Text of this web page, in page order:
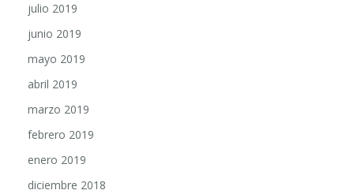
julio 2019
junio 2019
mayo 2019
abril 2019
marzo 2019
febrero 2019
enero 2019
diciembre 2018